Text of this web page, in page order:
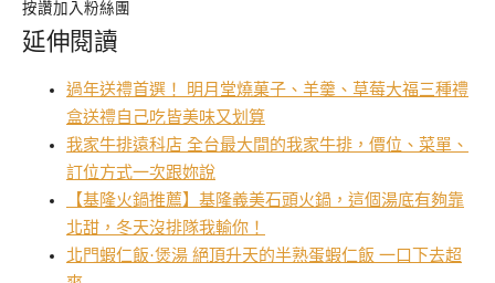
按讚加入粉絲團
延伸閱讀
過年送禮首選！ 明月堂燒菓子、羊羹、草莓大福三種禮
盒送禮自己吃皆美味又划算
我家牛排遠科店 全台最大間的我家牛排，價位、菜單、
訂位方式一次跟妳說
【基隆火鍋推薦】基隆義美石頭火鍋，這個湯底有夠靠
北甜，冬天沒排隊我輸你！
北門蝦仁飯·煲湯 絕頂升天的半熟蛋蝦仁飯 一口下去超